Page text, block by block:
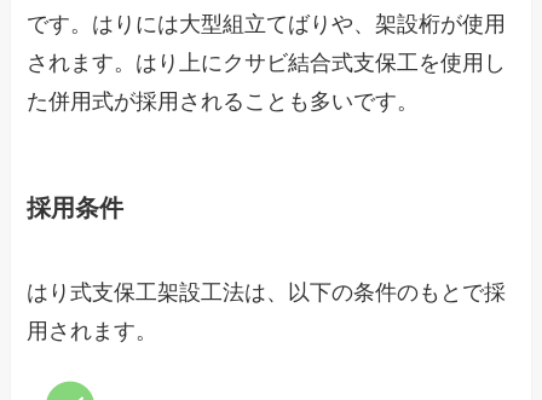
です。はりには大型組立てばりや、架設桁が使用
されます。はり上にクサビ結合式支保工を使用し
た併用式が採用されることも多いです。
採用条件
はり式支保工架設工法は、以下の条件のもとで採
用されます。